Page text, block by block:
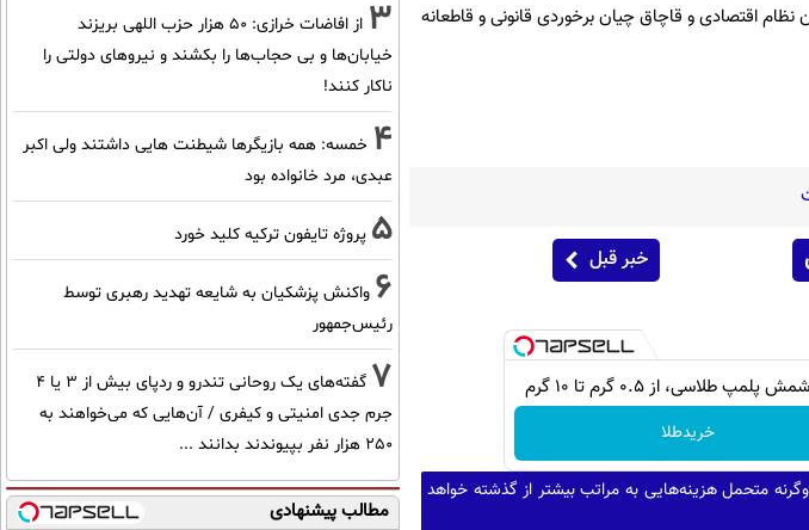
اقتصادی و قاچاق چیان برخوردی قانونی و قاطعانه
خبر قبل
طلاسی، از ۰.۵ گرم تا ۱۰ گرم
خریدطلا
متحمل هزینه‌هایی به مراتب بیشتر از گذشته خواهد
3
از افاضات خرازی: ۵۰ هزار حزب اللهی بریزند
خیابان‌ها و بی حجاب‌ها را بکشند و نیرو‌های دولتی را
ناکار کنند!
4 خمسه: همه بازیگرها شیطنت هایی داشتند ولی اکبر
عبدی، مرد خانواده بود
5 پروژه تایفون ترکیه کلید خورد
6 واکنش پزشکیان به شایعه تهدید رهبری توسط
رئیس‌جمهور
7
گفته‌های یک روحانی تندرو و ردپای بیش از ۳ یا ۴
جرم جدی امنیتی و کیفری / آن‌هایی که می‌خواهند به
۲۵۰ هزار نفر بپیوندند بدانند ...
مطالب پیشنهادی